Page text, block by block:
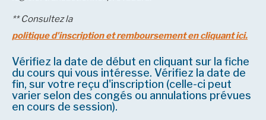
** Consultez la
politique d'inscription et remboursement en cliquant ici.
Vérifiez la date de début en cliquant sur la fiche
du cours qui vous intéresse. Vérifiez la date de
fin, sur votre reçu d'inscription (celle-ci peut
varier selon des congés ou annulations prévues
en cours de session).